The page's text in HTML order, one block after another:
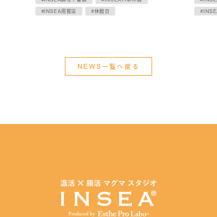
#INSEA用賀店
#休館日
NEWS一覧へ戻る